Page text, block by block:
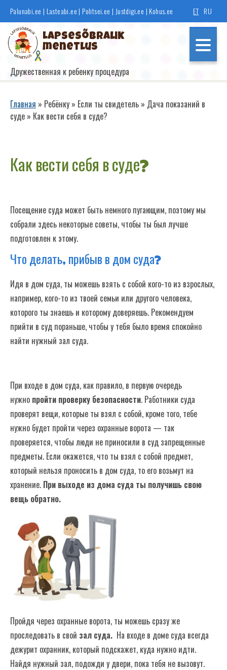
Перейти
основному
содержанию
Palunabi.ee | Lasteabi.ee | Politsei.ee | Justdigi.ee | Kohus.ee ET RU
Lapsesõbralik
menetlus
Дружественная к ребенку процедура
Если ты свидетель
Если ты правонарушитель
Суд помогает твоей семье решать
Строка
Главная Ребёнку Если ты свидетель
Дача показаний в
суде
Как вести себя в суде?
Как вести себя в суде?
Посещение суда может быть немного пугающим, поэтому мы
собрали здесь некоторые советы, чтобы ты был лучше
подготовлен к этому.
Что делать, прибыв в дом суда?
Идя в дом суда, ты можешь взять с собой кого-то из взрослых,
например, кого-то из твоей семьи или другого человека,
которого ты знаешь и которому доверяешь. Рекомендуем
прийти в суд пораньше, чтобы у тебя было время спокойно
найти нужный зал суда.
При входе в дом суда, как правило, в первую очередь
нужно пройти проверку безопасности. Работники суда
проверят вещи, которые ты взял с собой, кроме того, тебе
нужно будет пройти через охранные ворота — так
проверяется, чтобы люди не приносили в суд запрещенные
предметы. Если окажется, что ты взял с собой предмет,
который нельзя проносить в дом суда, то его возьмут на
хранение. При выходе из дома суда ты получишь свою
вещь обратно.
Пройдя через охранные ворота, ты можешь сразу же
проследовать в свой зал суда. На входе в доме суда всегда
дежурит охранник, который подскажет, куда нужно идти.
Найдя нужный зал, подожди у двери, пока тебя не вызовут.